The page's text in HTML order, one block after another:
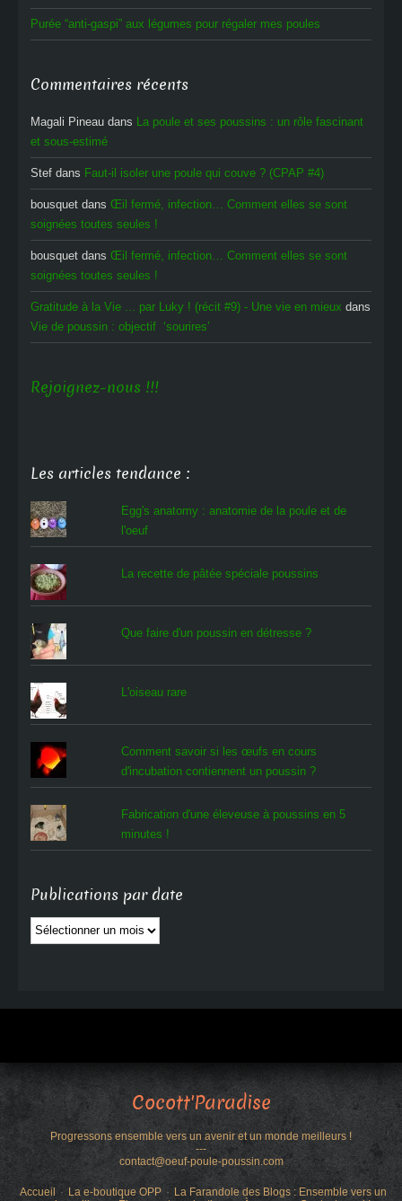
Purée “anti-gaspi” aux légumes pour régaler mes poules
Commentaires récents
Magali Pineau dans
La poule et ses poussins : un rôle fascinant
et sous-estimé
Stef dans Faut-il isoler une poule qui couve ? (CPAP #4)
bousquet dans Œil fermé, infection… Comment elles se sont
soignées toutes seules !
bousquet dans Œil fermé, infection… Comment elles se sont
soignées toutes seules !
Gratitude à la Vie ... par Luky ! (récit #9) - Une vie en mieux dans
Vie de poussin : objectif ‘sourires’
Rejoignez-nous !!!
Les articles tendance :
Egg's anatomy : anatomie de la poule et de
l'oeuf
La recette de pâtée spéciale poussins
Que faire d'un poussin en détresse ?
L'oiseau rare
Comment savoir si les œufs en cours
d'incubation contiennent un poussin ?
Fabrication d'une éleveuse à poussins en 5
minutes !
Publications par date
Publications
par
Cocott'Paradise
Progressons ensemble vers un avenir et un monde meilleurs !
---
contact@oeuf-poule-poussin.com
Accueil La e-boutique OPP
La Farandole des Blogs : Ensemble vers un